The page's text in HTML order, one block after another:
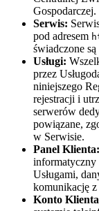
Gospodarczej.
Serwis:
pod adresem
świadczone
Usługi:
przez
niniejszego
rejestracji i
serwerów
powiązane,
w Serwisie.
Panel Klienta:
Usługami,
komunikację z
Konto